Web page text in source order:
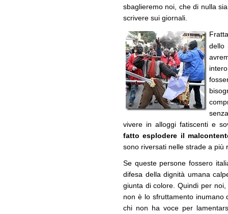
sbaglieremo noi, che di nulla
scrivere sui giornali.
dello
vivere in alloggi fatiscenti e
fatto esplodere il
sono riversati nelle strade a più
Se queste persone fossero
difesa della dignità umana
giunta di colore. Quindi per
non è lo sfruttamento inumano
chi non ha voce per